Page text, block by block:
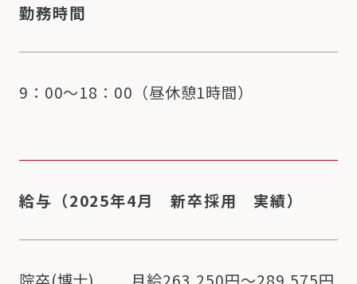
勤務時間
9：00～18：00（昼休憩1時間）
給与（2025年4月 新卒採用 実績）